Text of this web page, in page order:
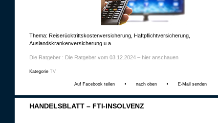
Thema: Reiserücktrittskostenversicherung, Haftpflichtversicherung,
Auslandskrankenversicherung u.a.
Die Ratgeber : Die Ratgeber vom 03.12.2024 – hier anschauen
Kategorie TV
Auf Facebook teilen • nach oben • E-Mail senden
HANDELSBLATT – FTI-INSOLVENZ